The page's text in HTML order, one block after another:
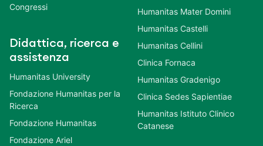
Congressi
Didattica, ricerca e
assistenza
Humanitas University
Fondazione Humanitas per la
Ricerca
Fondazione Humanitas
Fondazione Ariel
Humanitas Mater Domini
Humanitas Castelli
Humanitas Cellini
Clinica Fornaca
Humanitas Gradenigo
Clinica Sedes Sapientiae
Humanitas Istituto Clinico
Catanese